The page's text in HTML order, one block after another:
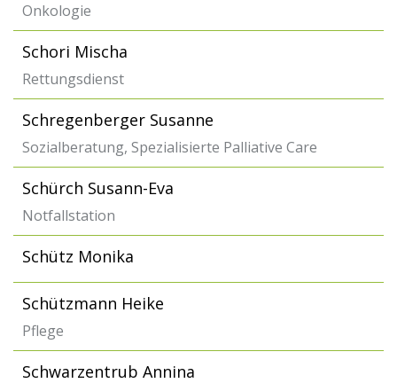
Onkologie
Schori Mischa
Rettungsdienst
Schregenberger Susanne
Sozialberatung, Spezialisierte Palliative Care
Schürch Susann-Eva
Notfallstation
Schütz Monika
Schützmann Heike
Pflege
Schwarzentrub Annina